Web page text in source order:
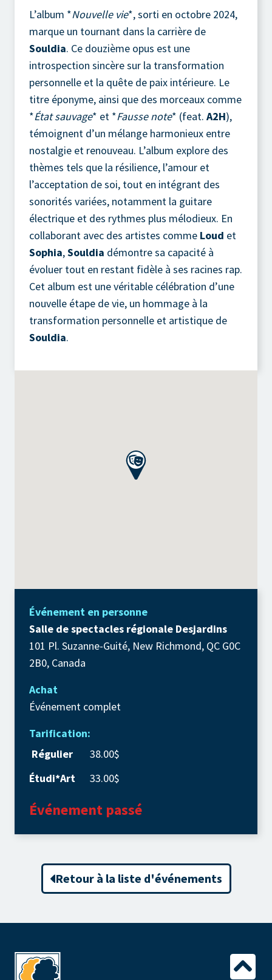
L’album *Nouvelle vie*, sorti en octobre 2024,
marque un tournant dans la carrière de
Souldia. Ce douzième opus est une
introspection sincère sur la transformation
personnelle et la quête de paix intérieure. Le
titre éponyme, ainsi que des morceaux comme
*État sauvage* et *Fausse note* (feat. A2H),
témoignent d’un mélange harmonieux entre
nostalgie et renouveau. L’album explore des
thèmes tels que la résilience, l’amour et
l’acceptation de soi, tout en intégrant des
sonorités variées, notamment la guitare
électrique et des rythmes plus mélodieux. En
collaborant avec des artistes comme Loud et
Sophia,Souldia démontre sa capacité à
évoluer tout en restant fidèle à ses racines rap.
Cet album est une véritable célébration d’une
nouvelle étape de vie, un hommage à la
transformation personnelle et artistique de
Souldia.
Événement en personne
Salle de spectacles régionale Desjardins
101 Pl. Suzanne-Guité, New Richmond, QC G0C
2B0, Canada
Achat
Événement complet
Tarification:
Régulier
38.00$
Étudi*Art
33.00$
Événement passé
Retour à la liste d'événements